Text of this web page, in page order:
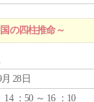
の四柱推命～
28日
14 ：50 ～ 16 ：10